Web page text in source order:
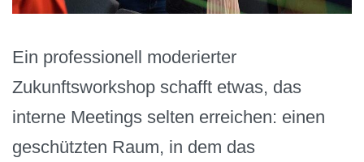
Ein professionell moderierter
Zukunftsworkshop schafft etwas, das
interne Meetings selten erreichen: einen
geschützten Raum, in dem das